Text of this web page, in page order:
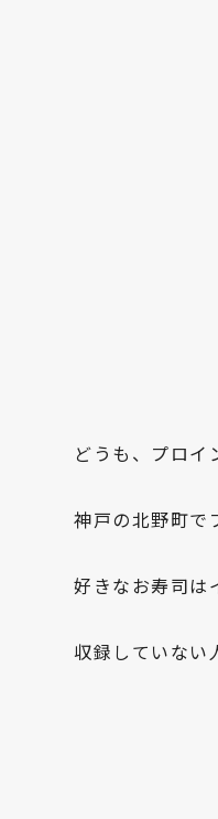
どうも、プロイ
神戸の北野町で
好きなお寿司は
収録していない